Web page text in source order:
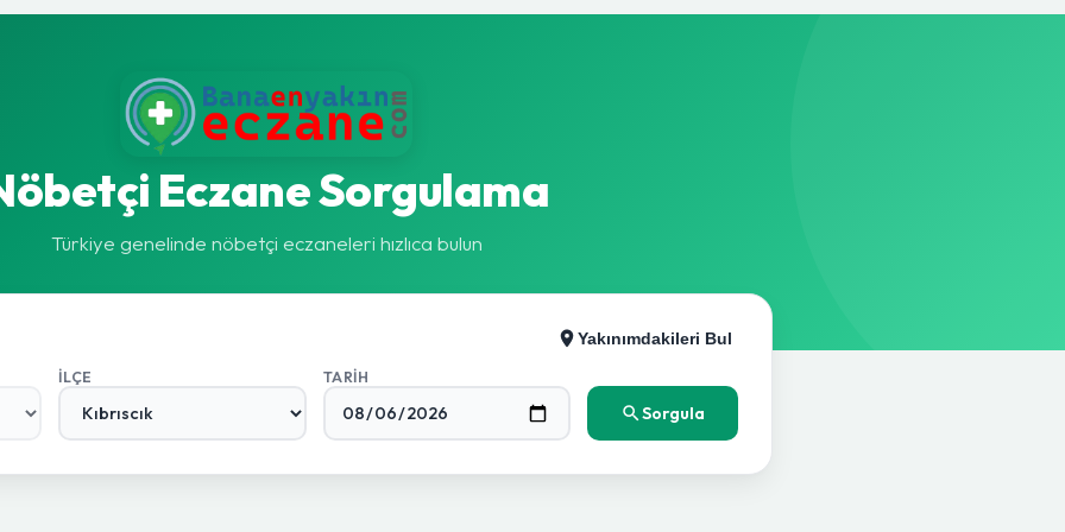
Eczane Sorgulama
Türkiye genelinde nöbetçi eczaneleri hızlıca bulun
Yakınımdakileri Bul
İLÇE TARIH
Sorgula